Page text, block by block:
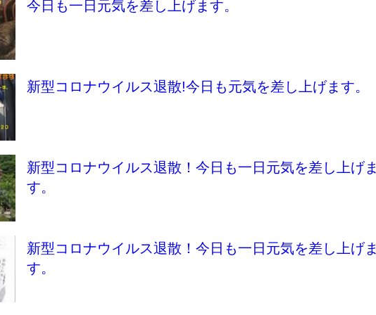
今日も一日元気を差し上げます。
新型コロナウイルス退散!今日も元気を差し上げます。
新型コロナウイルス退散！今日も一日元気を差し上げま
す。
新型コロナウイルス退散！今日も一日元気を差し上げま
す。